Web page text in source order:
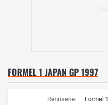
FORMEL 1 JAPAN GP 1997
Rennserie: Formel 1